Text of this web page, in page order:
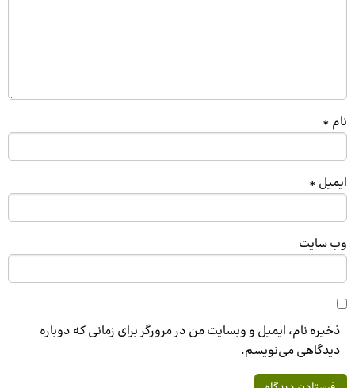
نام *
ایمیل *
وب‌ سایت
ذخیره نام، ایمیل و وبسایت من در مرورگر برای زمانی که دوباره
دیدگاهی می‌نویسم.